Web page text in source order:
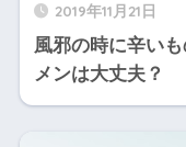
2019年11月21日
風邪の時に辛い
メンは大丈夫？